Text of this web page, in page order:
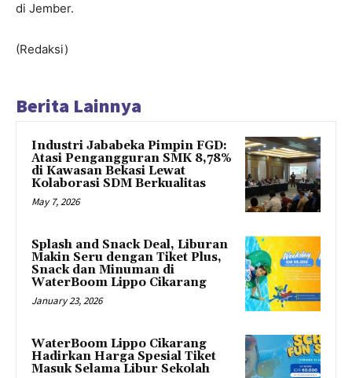
di Jember.
(Redaksi)
Berita Lainnya
Industri Jababeka Pimpin FGD:
Atasi Pengangguran SMK 8,78%
di Kawasan Bekasi Lewat
Kolaborasi SDM Berkualitas
May 7, 2026
Splash and Snack Deal, Liburan
Makin Seru dengan Tiket Plus,
Snack dan Minuman di
WaterBoom Lippo Cikarang
January 23, 2026
WaterBoom Lippo Cikarang
Hadirkan Harga Spesial Tiket
Masuk Selama Libur Sekolah